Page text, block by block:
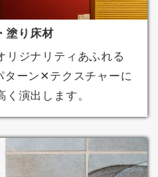
塗り床材
リジナリティあふれる
ーン✕テクスチャーに
演出します。